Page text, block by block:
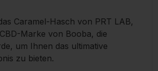
Caramel-Hasch von PRT LAB,
Marke von Booba, die
um Ihnen das ultimative
zu bieten.